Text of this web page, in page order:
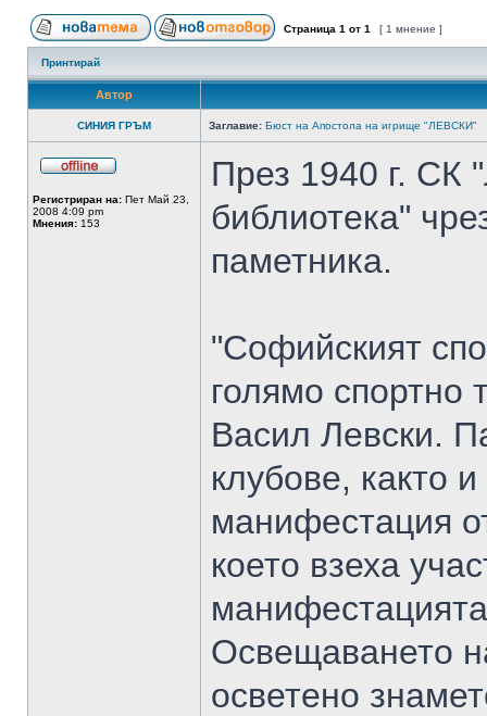
Страница 1 от 1 [ 1 мнение ]
Принтирай
Автор
СИНИЯ ГРЪМ Заглавие: Бюст на Апостола на игрище "ЛЕВСКИ"
Регистриран на: Пет Май 23,
2008 4:09 pm
Мнения: 153
През 1940 г. СК
библиотека"
паметника.
"Софийският
голямо спортно
Васил Левски.
клубове, както
манифестация
което взеха
Освещаването
осветено